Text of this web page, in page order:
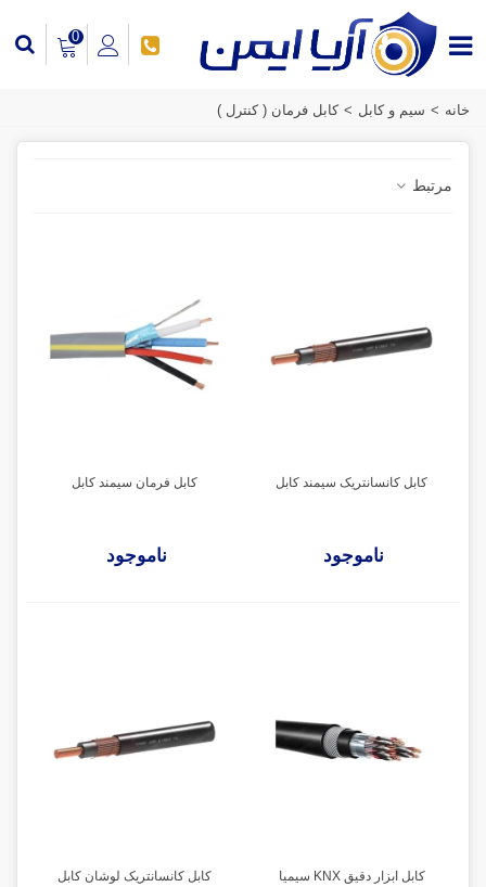
0
خانه > سیم و کابل > کابل فرمان ( کنترل )
مرتبط
کابل کانسانتریک سیمند کابل
ناموجود
کابل فرمان سیمند کابل
ناموجود
کابل ابزار دقیق KNX سیمیا کابل کانسانتریک لوشان کابل